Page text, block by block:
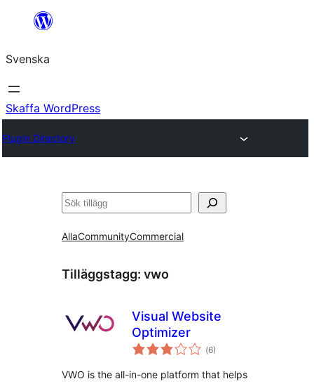
Hoppa
innehåll
Svenska
Skaffa WordPress
Plugin Directory
Sök
AllaCommunityCommercial
Tilläggstagg: vwo
Visual Website
Optimizer
(Totalt
antal
6)
VWO is the all-in-one platform that helps